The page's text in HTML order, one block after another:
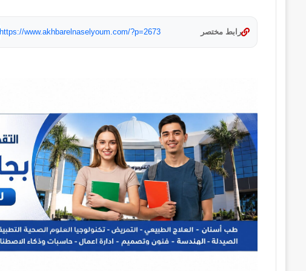
رابط مختصر https://www.akhbarelnaselyoum.com/?p=2673